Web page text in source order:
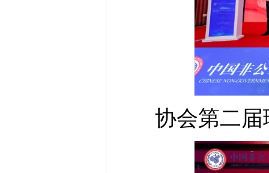
协会第二